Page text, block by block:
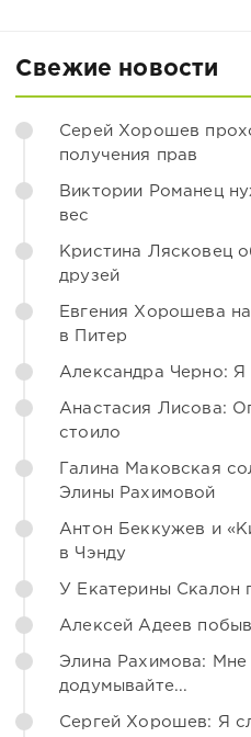
Свежие новости
Серей Хорошев
получения прав
Виктории Романец
вес
Кристина Лясковец
друзей
Евгения Хорошева
в Питер
Александра Черно: Я
Анастасия Лисова:
стоило
Галина Маковская
Элины Рахимовой
Антон Беккужев и
в Чэнду
У Екатерины Скалон
Алексей Адеев
Элина Рахимова:
додумывайте...
Сергей Хорошев: Я